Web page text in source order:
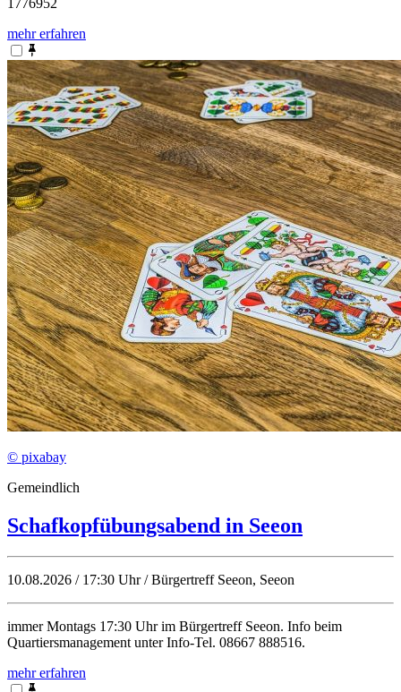
1776952
mehr erfahren
© pixabay
Gemeindlich
Schafkopfübungsabend in Seeon
10.08.2026 / 17:30 Uhr / Bürgertreff Seeon, Seeon
immer Montags 17:30 Uhr im Bürgertreff Seeon. Info beim
Quartiersmanagement unter Info-Tel. 08667 888516.
mehr erfahren